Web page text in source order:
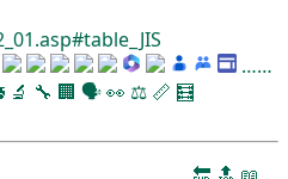
……
🔬 🔧 🏢 🗣️👀 ⚖️ 📏 🧮